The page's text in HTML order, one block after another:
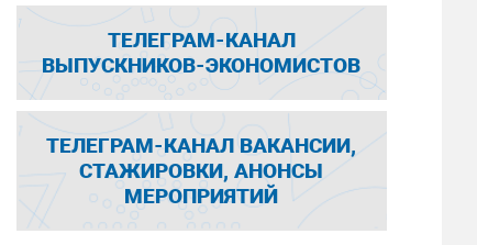
ТЕЛЕГРАМ-КАНАЛ
ВЫПУСКНИКОВ-ЭКОНОМИСТОВ
ТЕЛЕГРАМ-КАНАЛ ВАКАНСИИ,
СТАЖИРОВКИ, АНОНСЫ
МЕРОПРИЯТИЙ